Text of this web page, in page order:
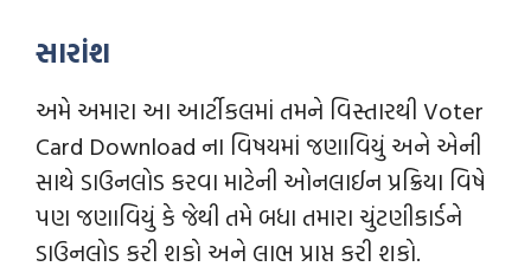
સારાંશ
અમે અમારા આ આર્ટીકલમાં તમને વિસ્તારથી Voter
Card Download ના વિષયમાં જણાવિયું અને એની
સાથે ડાઉનલોડ કરવા માટેની ઓનલાઈન પ્રક્રિયા વિષે
પણ જણાવિયું કે જેથી તમે બધા તમારા ચુંટણીકાર્ડને
ડાઉનલોડ કરી શકો અને લાભ પ્રાપ્ત કરી શકો.